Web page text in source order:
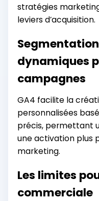
stratégies
leviers d’acquisition.
dynamiques
campagnes
GA4 facilite la
personnalisées
précis, permettant
une activation plus
marketing.
Les limites
commerciale